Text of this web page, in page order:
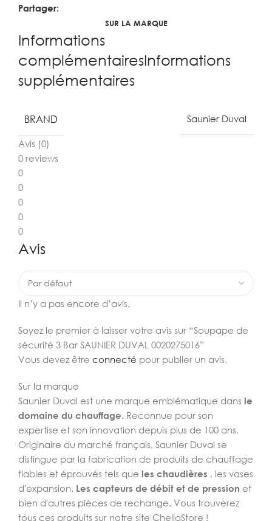
Partager:
SUR LA MARQUE
Informations
complémentairesInformations
supplémentaires
BRAND Saunier Duval
Avis (0)
0 reviews
0
0
0
0
0
Avis
Il n’y a pas encore d’avis.
Soyez le premier à laisser votre avis sur “Soupape de
sécurité 3 Bar SAUNIER DUVAL 0020275016”
Vous devez être connecté pour publier un avis.
Sur la marque
Saunier Duval est une marque emblématique dans le
domaine du chauffage. Reconnue pour son
expertise et son innovation depuis plus de 100 ans.
Originaire du marché français, Saunier Duval se
distingue par la fabrication de produits de chauffage
fiables et éprouvés tels que les chaudières , les vases
d'expansion. Les capteurs de débit et de pression et
bien d'autres pièces de rechange. Vous trouverez
tous ces produits sur notre site CheliaStore !